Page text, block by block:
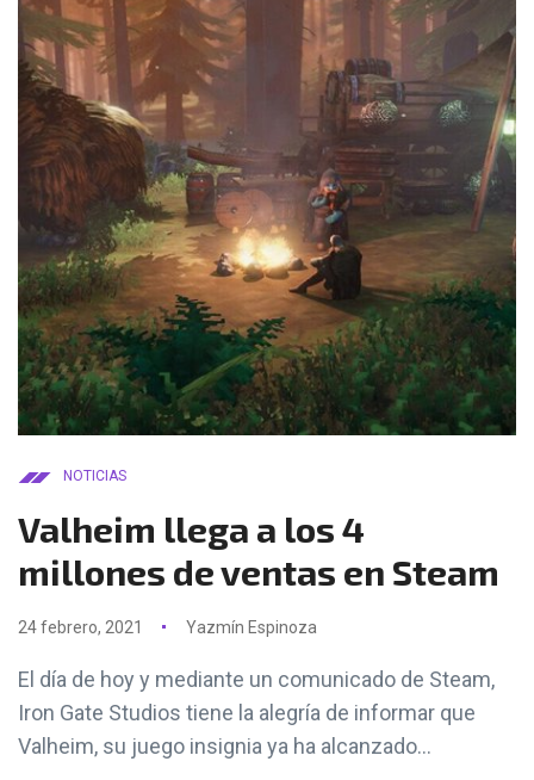
NOTICIAS
Valheim llega a los 4
millones de ventas en Steam
24 febrero, 2021 Yazmín Espinoza
El día de hoy y mediante un comunicado de Steam,
Iron Gate Studios tiene la alegría de informar que
Valheim, su juego insignia ya ha alcanzado...